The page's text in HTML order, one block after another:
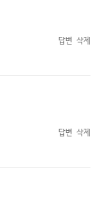
답변 삭제
답변 삭제